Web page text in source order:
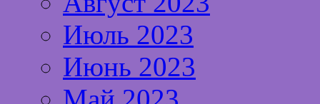
Июль 2023
Июнь 2023